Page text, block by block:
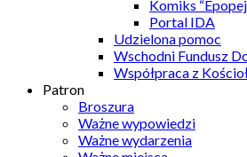
Komiks
Portal IDA
Udzielona pomoc
Wschodni Fundusz
Współpraca z
Patron
Broszura
Ważne wypowiedzi
Ważne wydarzenia